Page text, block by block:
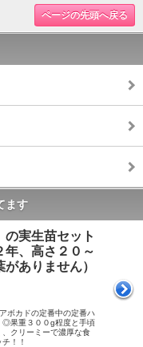
ページの先頭へ戻る
ます
の実生苗セット
、高さ２０～
ありません）
ボカドの定番中の定番ハ
果重３００g程度と手頃
クリーミーで濃厚な食
！！